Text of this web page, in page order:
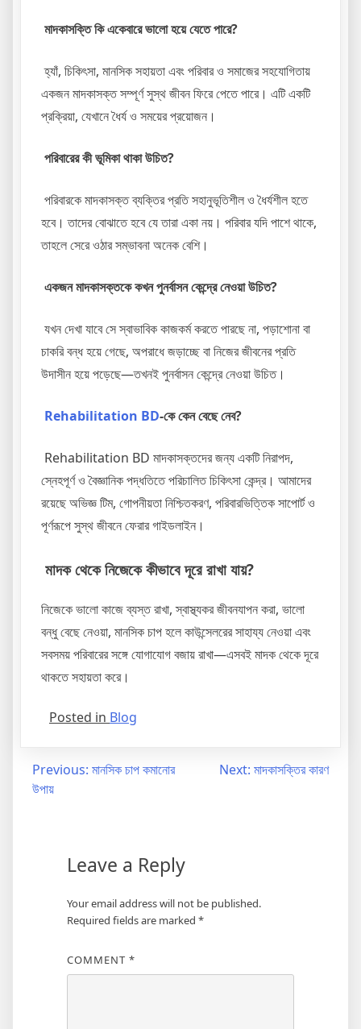
মাদকাসক্তি কি একেবারে ভালো হয়ে যেতে পারে?
হ্যাঁ, চিকিৎসা, মানসিক সহায়তা এবং পরিবার ও সমাজের সহযোগিতায়
একজন মাদকাসক্ত সম্পূর্ণ সুস্থ জীবন ফিরে পেতে পারে। এটি একটি
প্রক্রিয়া, যেখানে ধৈর্য ও সময়ের প্রয়োজন।
পরিবারের কী ভূমিকা থাকা উচিত?
পরিবারকে মাদকাসক্ত ব্যক্তির প্রতি সহানুভূতিশীল ও ধৈর্যশীল হতে
হবে। তাদের বোঝাতে হবে যে তারা একা নয়। পরিবার যদি পাশে থাকে,
তাহলে সেরে ওঠার সম্ভাবনা অনেক বেশি।
একজন মাদকাসক্তকে কখন পুনর্বাসন কেন্দ্রে নেওয়া উচিত?
যখন দেখা যাবে সে স্বাভাবিক কাজকর্ম করতে পারছে না, পড়াশোনা বা
চাকরি বন্ধ হয়ে গেছে, অপরাধে জড়াচ্ছে বা নিজের জীবনের প্রতি
উদাসীন হয়ে পড়েছে—তখনই পুনর্বাসন কেন্দ্রে নেওয়া উচিত।
Rehabilitation BD-কে কেন বেছে নেব?
Rehabilitation BD মাদকাসক্তদের জন্য একটি নিরাপদ,
স্নেহপূর্ণ ও বৈজ্ঞানিক পদ্ধতিতে পরিচালিত চিকিৎসা কেন্দ্র। আমাদের
রয়েছে অভিজ্ঞ টিম, গোপনীয়তা নিশ্চিতকরণ, পরিবারভিত্তিক সাপোর্ট ও
পূর্ণরূপে সুস্থ জীবনে ফেরার গাইডলাইন।
মাদক থেকে নিজেকে কীভাবে দূরে রাখা যায়?
নিজেকে ভালো কাজে ব্যস্ত রাখা, স্বাস্থ্যকর জীবনযাপন করা, ভালো
বন্ধু বেছে নেওয়া, মানসিক চাপ হলে কাউন্সেলরের সাহায্য নেওয়া এবং
সবসময় পরিবারের সঙ্গে যোগাযোগ বজায় রাখা—এসবই মাদক থেকে দূরে
থাকতে সহায়তা করে।
Posted in Blog
Previous: মানসিক চাপ কমানোর
উপায়
Next: মাদকাসক্তির কারণ
Leave a Reply
Your email address will not be published.
Required fields are marked *
COMMENT *